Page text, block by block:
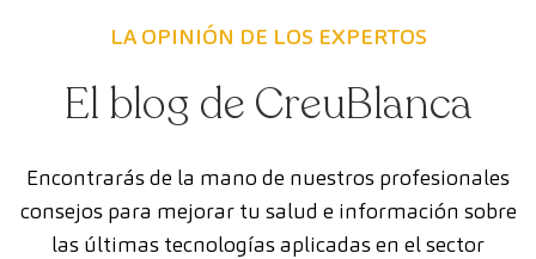
LA OPINIÓN DE LOS EXPERTOS
El blog de CreuBlanca
Encontrarás de la mano de nuestros profesionales
consejos para mejorar tu salud e información sobre
las últimas tecnologías aplicadas en el sector